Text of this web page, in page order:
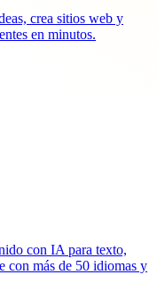
crea sitios web y
en minutos.
con IA para texto,
con más de 50 idiomas y